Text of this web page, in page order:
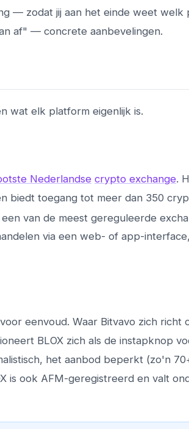
— zodat jij aan het einde weet welk
af" — concrete aanbevelingen.
wat elk platform eigenlijk is.
Nederlandse crypto exchange.
biedt toegang tot meer dan 350
van de meest gereguleerde
via een web- of app-
eenvoud. Waar Bitvavo zich richt
BLOX zich als de instapknop
het aanbod beperkt (zo'n
is ook AFM-geregistreerd en valt